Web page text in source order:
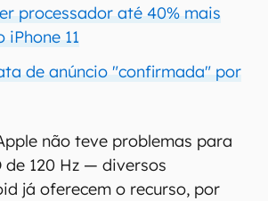
processador até 40% mais
11
de anúncio "confirmada" por
não teve problemas para
de 120 Hz — diversos
já oferecem o recurso, por